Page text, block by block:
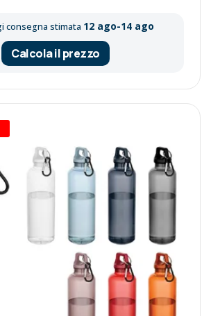
consegna stimata 12 ago-14 ago
Calcola il prezzo